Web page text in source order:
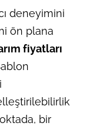
deneyimini
ön plana
fiyatları
bir